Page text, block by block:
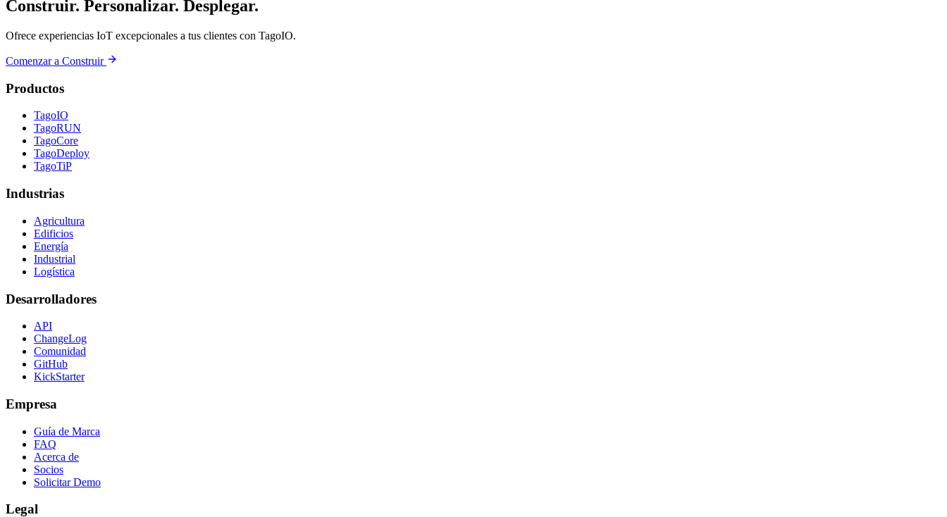
Construir. Personalizar. Desplegar.
Ofrece experiencias IoT excepcionales a tus clientes con TagoIO.
Comenzar a Construir
Productos
TagoIO
TagoRUN
TagoCore
TagoDeploy
TagoTiP
Industrias
Agricultura
Edificios
Energía
Industrial
Logística
Desarrolladores
API
ChangeLog
Comunidad
GitHub
KickStarter
Empresa
Guía de Marca
FAQ
Acerca de
Socios
Solicitar Demo
Legal